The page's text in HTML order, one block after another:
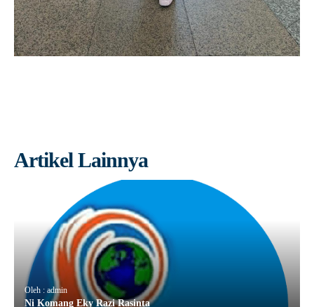
Artikel Lainnya
Oleh : admin
Ni Komang Eky Razi Rasinta